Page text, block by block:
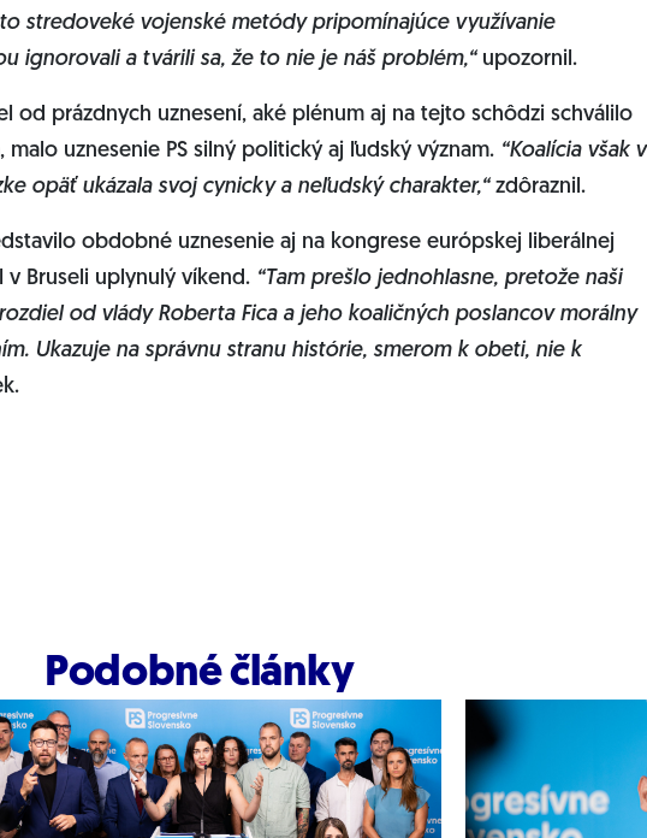
stredoveké vojenské metódy pripomínajúce využívanie
ignorovali a tvárili sa, že to nie je náš problém,“ upozornil.
od prázdnych uznesení, aké plénum aj na tejto schôdzi schválilo
uznesenie PS silný politický aj ľudský význam. “Koalícia však v
opäť ukázala svoj cynicky a neľudský charakter,“ zdôraznil.
obdobné uznesenie aj na kongrese európskej liberálnej
v Bruseli uplynulý víkend. “Tam prešlo jednohlasne, pretože naši
od vlády Roberta Fica a jeho koaličných poslancov morálny
Ukazuje na správnu stranu histórie, smerom k obeti, nie k
Podobné články